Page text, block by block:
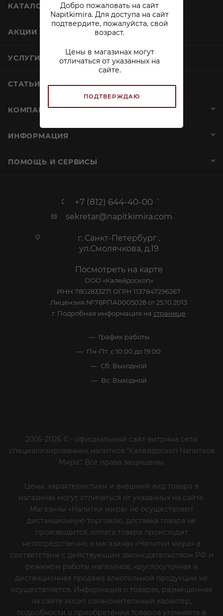
Добро пожаловать на сайт
Napitkimira. Для доступа на сайт
подтвердите, пожалуйста, свой
возраст.
Цены в магазинах могут
отличаться от указанных на
сайте.
ПОДТВЕРЖДАЮ
КАТАЛОГ
АКЦИИ
УСЛУГИ
СТАТЬИ
КОМПАНИЯ
ИНФОРМАЦИЯ
ПОМОЩЬ И СЕРВИСЫ
+7 (812) 644-40-00
sekretar@napitkimira.com
г. Санкт-Петербург ,
ул.Смолячкова, д.19
Посмотреть на карте
ООО «Калейдоскоп»
ИНН 7802833271 ОГРН 1137847296267
Лицензия №78РПА0005028 от 25.10.2013
г. Подробная информация на странице
График работы
Пн-Пт: с 10:00 до 19:00
Сб: Выходной
Вс: Выходной
2005-2026 © - официальный сайт-витрина сети
специализированных напитков "Калейдоскоп Напитков
Мира". Все права защищены.
Цены, характеристики и внешний вид товара в
магазинах могут отличаться от указанных на сайте.
Магазины «Напитки мира» не осуществляют
дистанционную торговлю, доставка товара не
производится, оплата товара происходит
непосредственно в магазинах «Напитки мира» в
соответствии с действующим законодательством РФ и
режимом работы магазинов, круглосуточная и
дистанционная продажа алкогольной продукции не
осуществляется. Информация о товарах, размещенная
на сайте носит ознакомительный характер,
подробности о приобретении товаров уточняйте в